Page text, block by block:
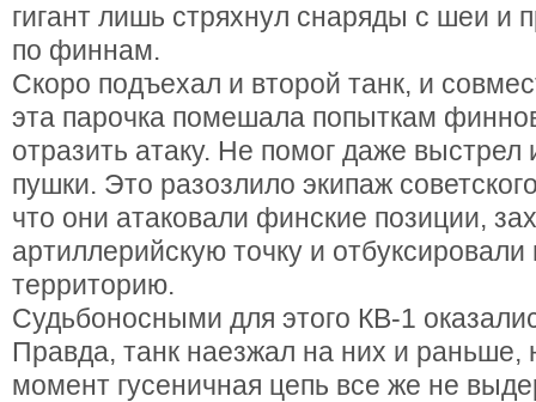
гигант лишь стряхнул снаряды с шеи и
по финнам.
Скоро подъехал и второй танк, и
эта парочка помешала попыткам
отразить атаку. Не помог даже выстрел
пушки. Это разозлило экипаж
что они атаковали финские позиции,
артиллерийскую точку и
территорию.
Судьбоносными для этого КВ-1
Правда, танк наезжал на них и раньше,
момент гусеничная цепь все же не